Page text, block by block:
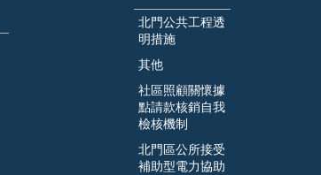
北門公共工程透
明措施
其他
社區照顧關懷據
點請款核銷自我
檢核機制
北門區公所接受
補助型電力協助